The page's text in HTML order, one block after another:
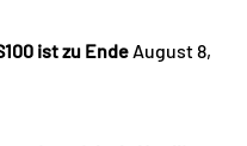
ist zu Ende August 8,